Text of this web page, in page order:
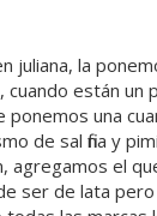
juliana, la
cuando están un
ponemos una
de sal fina y
agregamos el
ser de lata